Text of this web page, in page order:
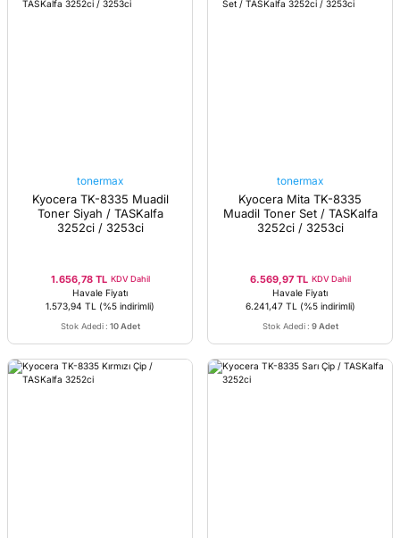
tonermax
Kyocera TK-8335 Muadil
Toner Siyah / TASKalfa
3252ci / 3253ci
1.656,78 TL KDV Dahil
Havale Fiyatı
1.573,94 TL (%5 indirimli)
Stok Adedi : 10 Adet
tonermax
Kyocera Mita TK-8335
Muadil Toner Set / TASKalfa
3252ci / 3253ci
6.569,97 TL KDV Dahil
Havale Fiyatı
6.241,47 TL
(%5 indirimli)
Stok Adedi : 9 Adet